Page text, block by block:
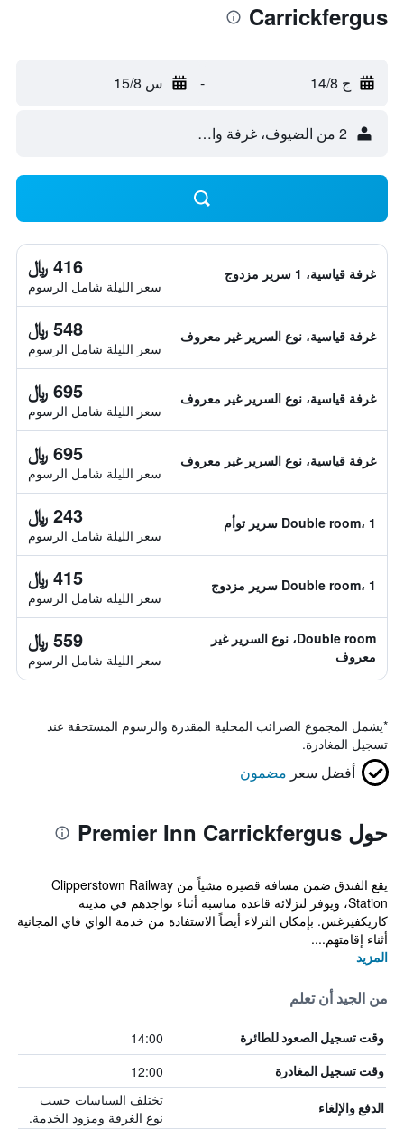
Carrickfergus
ج 14/8 - س 15/8
2 من الضيوف، غرفة واحدة
غرفة قياسية، 1 سرير مزدوج 416 ﷼
سعر الليلة شامل الرسوم
غرفة قياسية، نوع السرير غير معروف 548 ﷼
سعر الليلة شامل الرسوم
غرفة قياسية، نوع السرير غير معروف 695 ﷼
سعر الليلة شامل الرسوم
غرفة قياسية، نوع السرير غير معروف 695 ﷼
سعر الليلة شامل الرسوم
Double room، 1 سرير توأم 243 ﷼
سعر الليلة شامل الرسوم
Double room، 1 سرير مزدوج 415 ﷼
سعر الليلة شامل الرسوم
Double room، نوع السرير غير
معروف
559 ﷼
سعر الليلة شامل الرسوم
*يشمل المجموع الضرائب المحلية المقدرة والرسوم المستحقة عند
تسجيل المغادرة.
أفضل سعر مضمون
حول Premier Inn Carrickfergus
يقع الفندق ضمن مسافة قصيرة مشياً من Clipperstown Railway
Station، ويوفر لنزلائه قاعدة مناسبة أثناء تواجدهم في مدينة
كاريكفيرغس. بإمكان النزلاء أيضاً الاستفادة من خدمة الواي فاي المجانية
أثناء إقامتهم....
المزيد
من الجيد أن تعلم
وقت تسجيل الصعود للطائرة 14:00
وقت تسجيل المغادرة 12:00
الدفع والإلغاء
تختلف السياسات حسب
نوع الغرفة ومزود الخدمة.